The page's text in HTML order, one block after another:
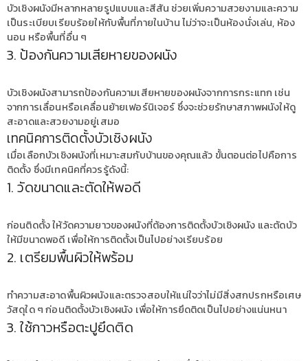
บัวเชิงผนังมีหลากหลายรูปแบบและสีสัน ช่วยเพิ่มความสวยงามและความ
เป็นระเบียบเรียบร้อยให้กับพื้นที่ภายในบ้าน ไม่ว่าจะเป็นห้องนั่งเล่น, ห้อง
นอน หรือพื้นที่อื่น ๆ
3. ป้องกันความเสียหายของผนัง
บัวเชิงผนังสามารถป้องกันความเสียหายของผนังจากการกระแทก เช่น
จากการเลื่อนหรือเคลื่อนย้ายเฟอร์นิเจอร์ ซึ่งจะช่วยรักษาสภาพผนังให้ดู
สะอาดและสวยงามอยู่เสมอ
เทคนิคการติดตั้งบัวเชิงผนัง
เมื่อเลือกบัวเชิงผนังที่เหมาะสมกับบ้านของคุณแล้ว ขั้นตอนต่อไปคือการ
ติดตั้ง ซึ่งมีเทคนิคที่ควรรู้ดังนี้:
1. วัดขนาดและตัดให้พอดี
ก่อนติดตั้ง ให้วัดความยาวของผนังที่ต้องการติดตั้งบัวเชิงผนัง และตัดบัว
ให้มีขนาดพอดี เพื่อให้การติดตั้งเป็นไปอย่างเรียบร้อย
2. เตรียมพื้นผิวให้พร้อม
ทำความสะอาดพื้นผิวผนังและตรวจสอบให้แน่ใจว่าไม่มีสิ่งสกปรกหรือเศษ
วัสดุใด ๆ ก่อนติดตั้งบัวเชิงผนัง เพื่อให้การยึดติดเป็นไปอย่างแน่นหนา
3. ใช้กาวหรือตะปูยึดติด